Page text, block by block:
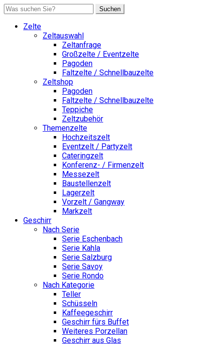
Suchen
Zelte
Zeltauswahl
Zeltanfrage
Großzelte / Eventzelte
Pagoden
Faltzelte / Schnellbauzelte
Zeltshop
Pagoden
Faltzelte / Schnellbauzelte
Teppiche
Zeltzubehör
Themenzelte
Hochzeitszelt
Eventzelt / Partyzelt
Cateringzelt
Konferenz- / Firmenzelt
Messezelt
Baustellenzelt
Lagerzelt
Vorzelt / Gangway
Markzelt
Geschirr
Nach Serie
Serie Eschenbach
Serie Kahla
Serie Salzburg
Serie Savoy
Serie Rondo
Nach Kategorie
Teller
Schüsseln
Kaffeegeschirr
Geschirr fürs Buffet
Weiteres Porzellan
Geschirr aus Glas